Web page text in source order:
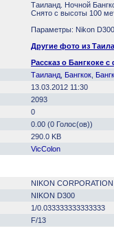
Таиланд. Ночной
Снято с высоты 100
Параметры: Nikon
Другие фото из
Рассказ о Бангкоке
Таиланд Бангкок
13.03.2012 11:30
2093
0
0.00 (0 Голос(ов))
290.0 KB
VicColon
NIKON CORPORATION
NIKON D300
1/0.033333333333333
F/13